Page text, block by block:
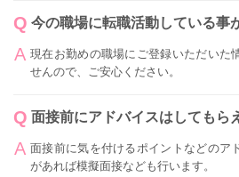
今の職場に転職活動している事
現在お勤めの職場にご登録いただいた
せんので、ご安心ください。
面接前にアドバイスはしてもら
面接前に気を付けるポイントなどのア
があれば模擬面接なども行います。